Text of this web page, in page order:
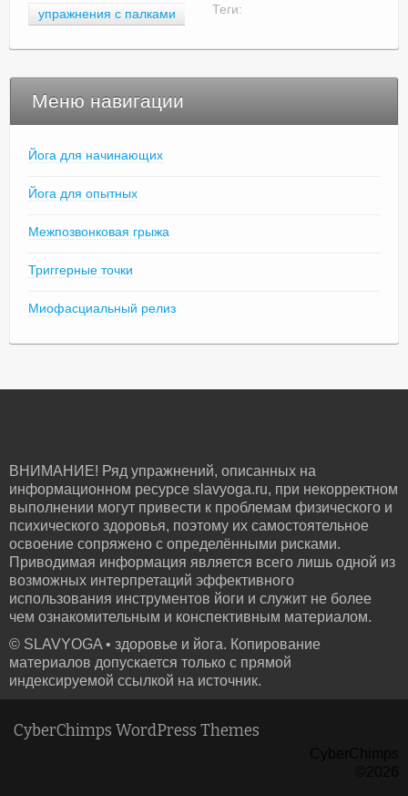
Теги:
упражнения с палками
Меню навигации
Йога для начинающих
Йога для опытных
Межпозвонковая грыжа
Триггерные точки
Миофасциальный релиз
ВНИМАНИЕ! Ряд упражнений, описанных на
информационном ресурсе slavyoga.ru, при некорректном
выполнении могут привести к проблемам физического и
психического здоровья, поэтому их самостоятельное
освоение сопряжено с определёнными рисками.
Приводимая информация является всего лишь одной из
возможных интерпретаций эффективного
использования инструментов йоги и служит не более
чем ознакомительным и конспективным материалом.
© SLAVYOGA • здоровье и йога. Копирование
материалов допускается только с прямой
индексируемой ссылкой на источник.
CyberChimps WordPress Themes